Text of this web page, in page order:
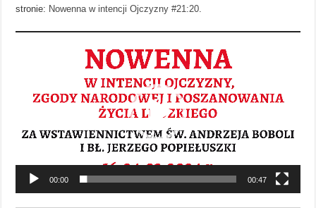
stronie: Nowenna w intencji Ojczyzny #21:20.
00:00 00:47